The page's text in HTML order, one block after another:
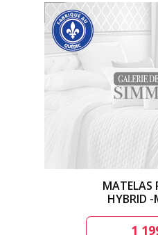
MATELAS
HYBRID -
1